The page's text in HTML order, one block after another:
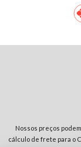
Nossos preços
cálculo de frete para o